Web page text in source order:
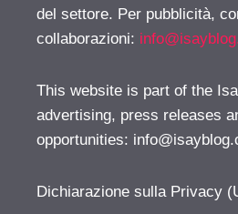
del settore. Per pubblicità,
collaborazioni:
This website is part of the
advertising, press releases
opportunities:
Dichiarazione sulla Privacy